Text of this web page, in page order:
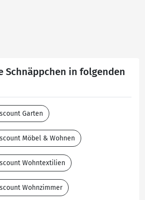
Schnäppchen in folgenden
Garten
Möbel & Wohnen
Wohntextilien
Wohnzimmer